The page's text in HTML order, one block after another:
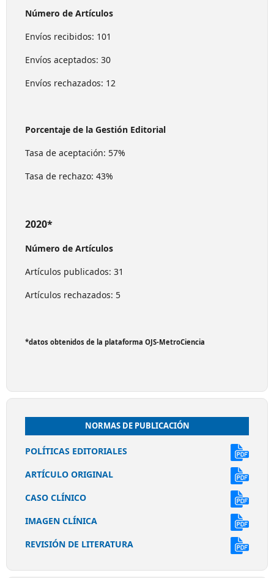
Número de Artículos
Envíos recibidos: 101
Envíos aceptados: 30
Envíos rechazados: 12
Porcentaje de la Gestión Editorial
Tasa de aceptación: 57%
Tasa de rechazo: 43%
2020*
Número de Artículos
Artículos publicados: 31
Artículos rechazados: 5
*datos obtenidos de la plataforma OJS-MetroCiencia
NORMAS DE PUBLICACIÓN
POLÍTICAS EDITORIALES
ARTÍCULO ORIGINAL
CASO CLÍNICO
IMAGEN CLÍNICA
REVISIÓN DE LITERATURA